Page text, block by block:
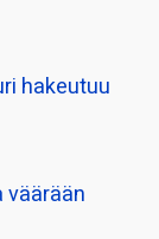
hakeutuu
väärään